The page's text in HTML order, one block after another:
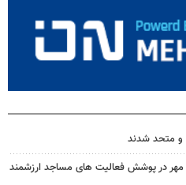
و متحد شدند
مهر در پوشش فعالیت های مساجد ارزشمند